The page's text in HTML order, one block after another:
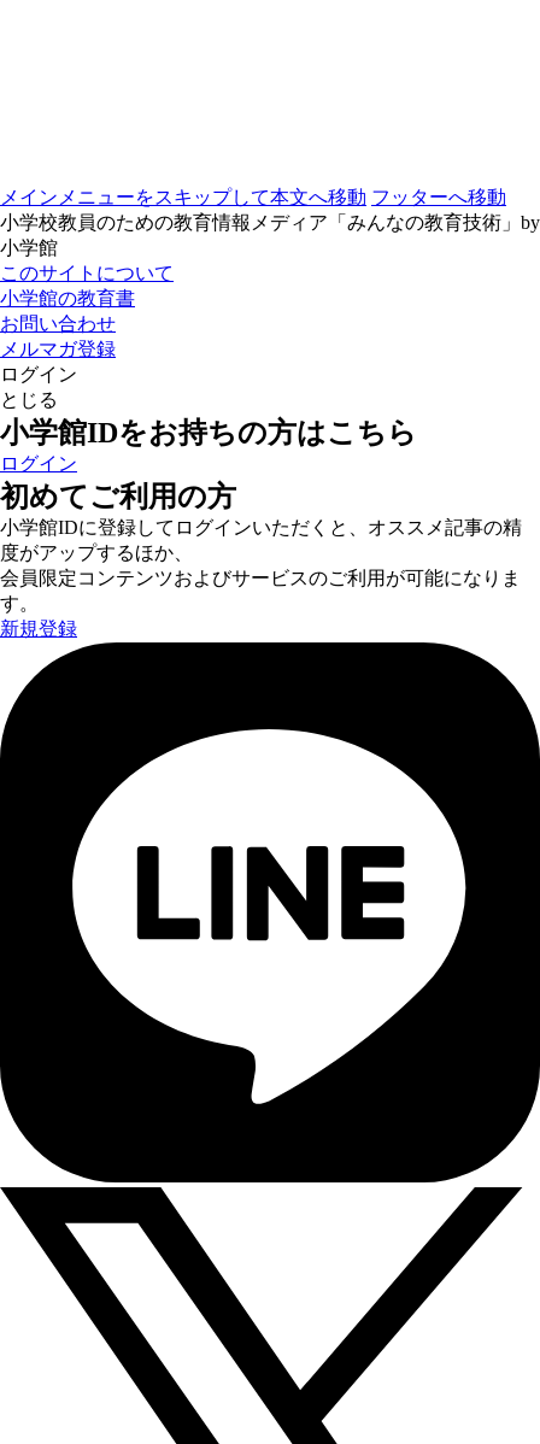
メインメニューをスキップして本文へ移動 フッターへ移動
小学校教員のための教育情報メディア「みんなの教育技術」by
小学館
このサイトについて
小学館の教育書
お問い合わせ
メルマガ登録
ログイン
とじる
小学館IDをお持ちの方はこちら
ログイン
初めてご利用の方
小学館IDに登録してログインいただくと、オススメ記事の精
度がアップするほか、
会員限定コンテンツおよびサービスのご利用が可能になりま
す。
新規登録